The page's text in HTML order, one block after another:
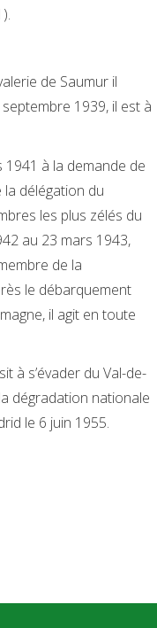
de Saumur il
1939, il est à
1941 à la demande de
délégation du
les plus zélés du
au 23 mars 1943,
de la
le débarquement
il agit en toute
à s’évader du Val-de-
dégradation nationale
le 6 juin 1955.